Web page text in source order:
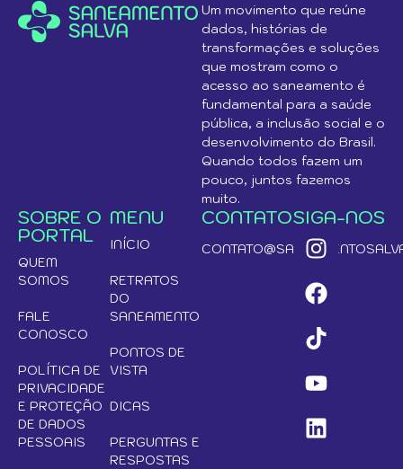
Um movimento que reúne
dados, histórias de
transformações e soluções
que mostram como o
acesso ao saneamento é
fundamental para a saúde
pública, a inclusão social e o
desenvolvimento do Brasil.
Quando todos fazem um
pouco, juntos fazemos
muito.
SOBRE O
PORTAL
QUEM
SOMOS
FALE
CONOSCO
POLÍTICA DE
PRIVACIDADE
E PROTEÇÃO
DE DADOS
PESSOAIS
MENU
INÍCIO
RETRATOS
DO
SANEAMENTO
PONTOS DE
VISTA
DICAS
PERGUNTAS E
RESPOSTAS
CONTATOSIGA-NOS